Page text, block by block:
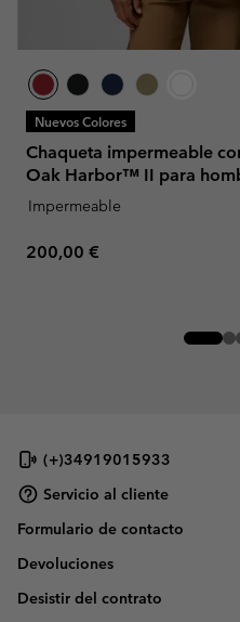
Nuevos Colores
Chaqueta impermeable
Oak Harbor™ II para
Impermeable
Regular price:
200,00 €
(+)34919015933
Servicio al cliente
Formulario de contacto
Devoluciones
Desistir del contrato